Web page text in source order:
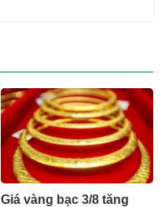
Giá vàng bạc 3/8 tăng